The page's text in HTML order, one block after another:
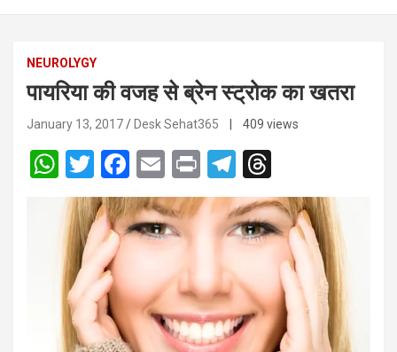
NEUROLYGY
पायरिया की वजह से ब्रेन स्ट्रोक का खतरा
January 13, 2017 Desk Sehat365 | 409 views
W
h
at
s
A
p
p
T
wi
tt
er
F
a
ce
b
o
o
k
E
m
ail
Pr
in
t
T
el
e
gr
a
m
hr
e
a
d
s